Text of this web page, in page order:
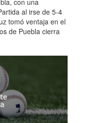
al irse de 5-4
tomó ventaja en el
de Puebla cierra